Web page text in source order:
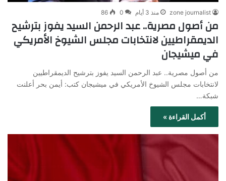
zone journalist منذ 3 أيام 0
86
من أصول مصرية.. عبد الرحمن السيد يفوز بترشيح
الديمقراطيين لانتخابات مجلس الشيوخ الأمريكي
في ميشيجان
من أصول مصرية.. عبد الرحمن السيد يفوز بترشيح الديمقراطيين
لانتخابات مجلس الشيوخ الأمريكي في ميشيجان كتب: أيمن بحر أعلنت
شبكة…
أكمل القراءة »